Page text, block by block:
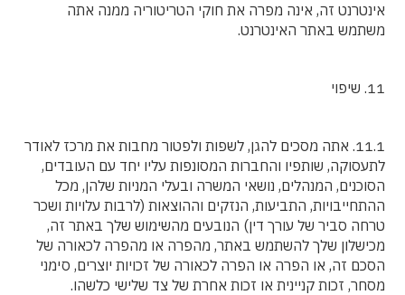
אינטרנט זה, אינה מפרה את חוקי הטריטוריה ממנה אתה
משתמש באתר האינטרנט.
11. שיפוי
11.1. אתה מסכים להגן, לשפות ולפטור מחבות את מרכז לאודר
לתעסוקה, שותפיו והחברות המסונפות עליו יחד עם העובדים,
הסוכנים, המנהלים, נושאי המשרה ובעלי המניות שלהן, מכל
ההתחייבויות, התביעות, הנזקים וההוצאות (לרבות עלויות ושכר
טרחה סביר של עורך דין) הנובעים מהשימוש שלך באתר זה,
מכישלון שלך להשתמש באתר, מהפרה או מהפרה לכאורה של
הסכם זה, או הפרה או הפרה לכאורה של זכויות יוצרים, סימני
מסחר, זכות קניינית או זכות אחרת של צד שלישי כלשהו.